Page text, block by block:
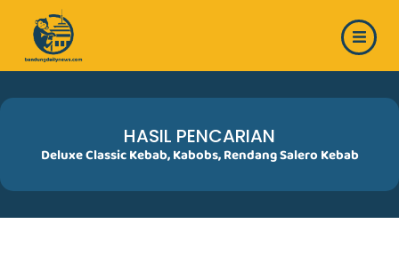
content
HASIL PENCARIAN
Deluxe Classic Kebab,Kabobs,Rendang Salero Kebab